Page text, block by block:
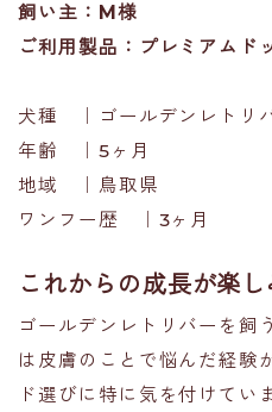
飼い主：M様
ご利用製品：プレミアムド
犬種 ｜ゴールデンレトリ
年齢 ｜5ヶ月
地域 ｜鳥取県
ワンフー歴 ｜3ヶ月
これからの成長が楽
ゴールデンレトリバーを飼
は皮膚のことで悩んだ経験
ド選びに特に気を付けてい